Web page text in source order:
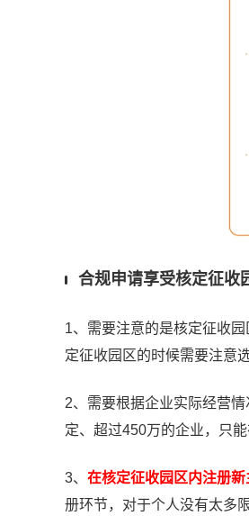
合规申请享受核定征收
1、需要注意的是核定征收
定征收园区的时候需要注意
2、需要根据企业实际经营
定、超过450万的企业，只
3、 在核定征收园区内注册新
册环节，对于个人没有太多